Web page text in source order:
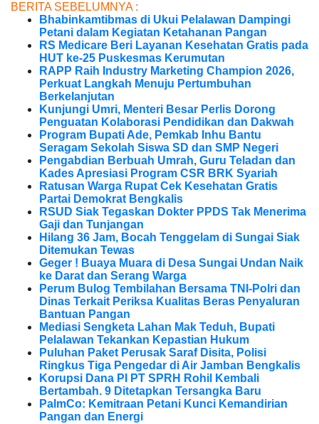
BERITA SEBELUMNYA :
Bhabinkamtibmas di Ukui Pelalawan Dampingi
Petani dalam Kegiatan Ketahanan Pangan
RS Medicare Beri Layanan Kesehatan Gratis pada
HUT ke-25 Puskesmas Kerumutan
RAPP Raih Industry Marketing Champion 2026,
Perkuat Langkah Menuju Pertumbuhan
Berkelanjutan
Kunjungi Umri, Menteri Besar Perlis Dorong
Penguatan Kolaborasi Pendidikan dan Dakwah
Program Bupati Ade, Pemkab Inhu Bantu
Seragam Sekolah Siswa SD dan SMP Negeri
Pengabdian Berbuah Umrah, Guru Teladan dan
Kades Apresiasi Program CSR BRK Syariah
Ratusan Warga Rupat Cek Kesehatan Gratis
Partai Demokrat Bengkalis
RSUD Siak Tegaskan Dokter PPDS Tak Menerima
Gaji dan Tunjangan
Hilang 36 Jam, Bocah Tenggelam di Sungai Siak
Ditemukan Tewas
Geger ! Buaya Muara di Desa Sungai Undan Naik
ke Darat dan Serang Warga
Perum Bulog Tembilahan Bersama TNI-Polri dan
Dinas Terkait Periksa Kualitas Beras Penyaluran
Bantuan Pangan
Mediasi Sengketa Lahan Mak Teduh, Bupati
Pelalawan Tekankan Kepastian Hukum
Puluhan Paket Perusak Saraf Disita, Polisi
Ringkus Tiga Pengedar di Air Jamban Bengkalis
Korupsi Dana PI PT SPRH Rohil Kembali
Bertambah. 9 Ditetapkan Tersangka Baru
PalmCo: Kemitraan Petani Kunci Kemandirian
Pangan dan Energi